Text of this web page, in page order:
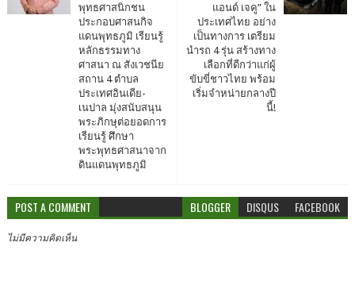
แอนด์ เจคู” ใน
ประเทศไทย อย่าง
เป็นทางการ เตรียม
นำรถ 4 รุ่น สร้างทาง
เลือกที่ดีกว่าแก่ผู้
ขับขี่ชาวไทย พร้อม
เริ่มจำหน่ายกลางปี
นี้!
พุทธศาสนิกชน
ประกอบศาสนกิจ
แดนพุทธภูมิ เรียนรู้
หลักธรรมทาง
ศาสนา ณ สังเวชนีย
สถาน 4 ตำบล
ประเทศอินเดีย-
เนปาล มุ่งสนับสนุน
พระภิกษุต่อยอดการ
เรียนรู้ ศึกษา
พระพุทธศาสนาจาก
ดินแดนพุทธภูมิ
POST A COMMENT BLOGGER DISQUS FACEBOOK
ไม่มีความคิดเห็น